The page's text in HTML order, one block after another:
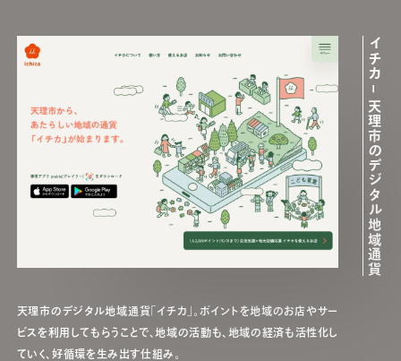
イチカ – 天理市のデジタル地域通貨
天理市のデジタル地域通貨「イチカ」。ポイントを地域のお店やサー
ビスを利用してもらうことで、地域の活動も、地域の経済も活性化し
ていく、好循環を生み出す仕組み。